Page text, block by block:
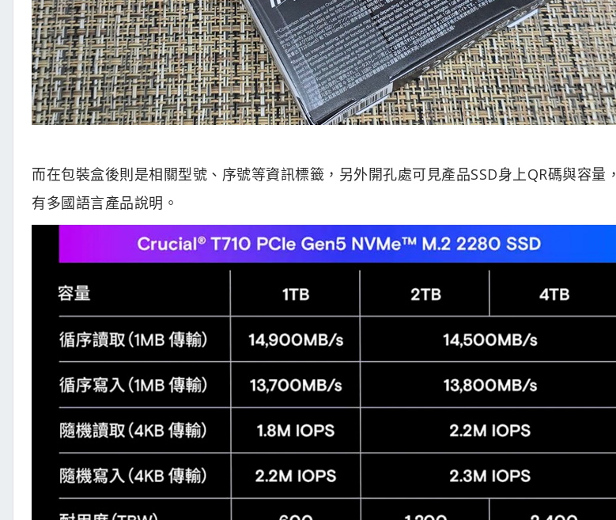
而在包裝盒後則是相關型號、序號等資訊標籤，另外開孔處可見產品SSD身上QR碼與容量
有多國語言產品說明。